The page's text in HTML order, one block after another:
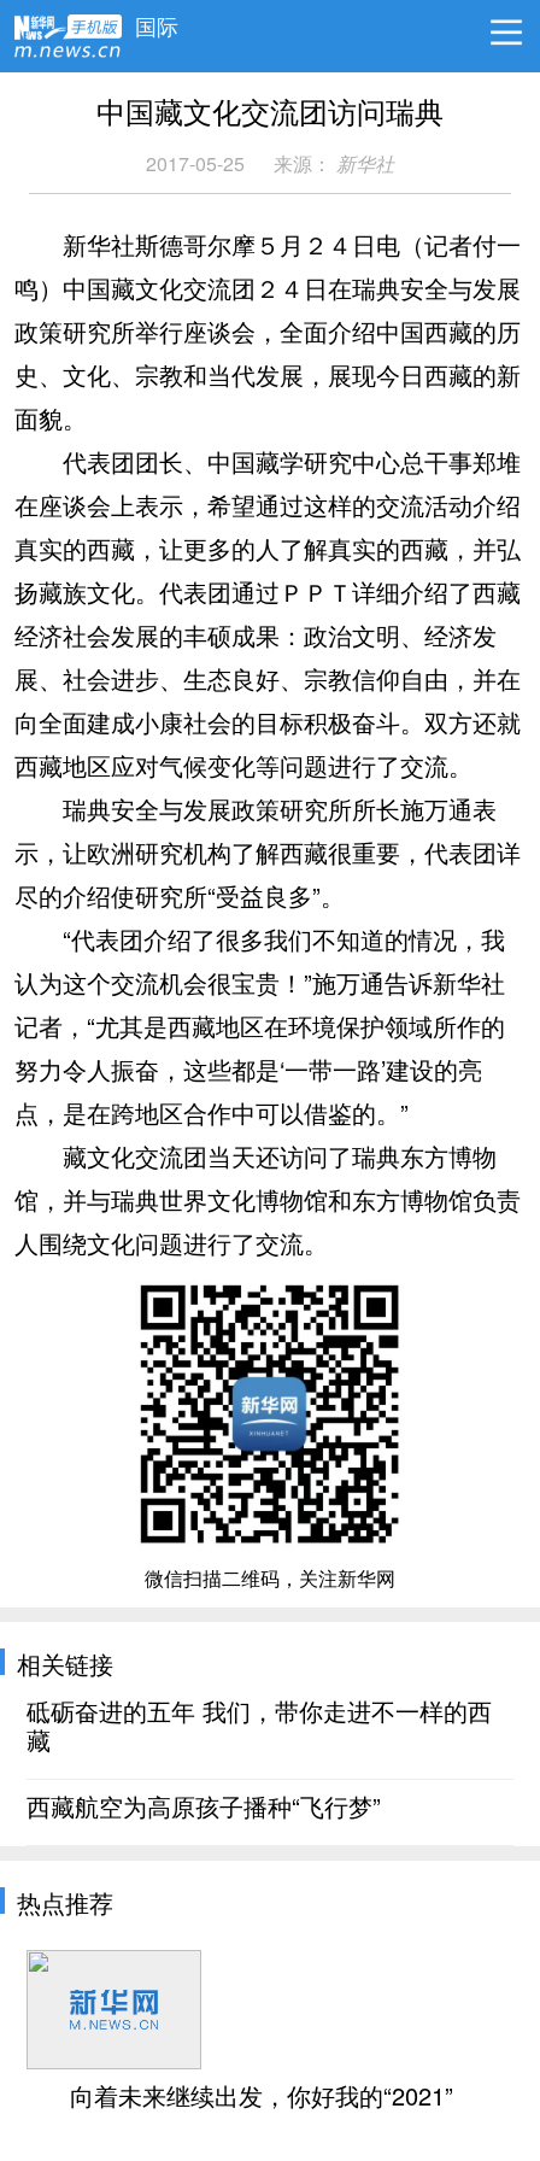
国际
中国藏文化交流团访问瑞典
2017-05-25 来源： 新华社
新华社斯德哥尔摩５月２４日电（记者付一
鸣）中国藏文化交流团２４日在瑞典安全与发展
政策研究所举行座谈会，全面介绍中国西藏的历
史、文化、宗教和当代发展，展现今日西藏的新
面貌。
代表团团长、中国藏学研究中心总干事郑堆
在座谈会上表示，希望通过这样的交流活动介绍
真实的西藏，让更多的人了解真实的西藏，并弘
扬藏族文化。代表团通过ＰＰＴ详细介绍了西藏
经济社会发展的丰硕成果：政治文明、经济发
展、社会进步、生态良好、宗教信仰自由，并在
向全面建成小康社会的目标积极奋斗。双方还就
西藏地区应对气候变化等问题进行了交流。
瑞典安全与发展政策研究所所长施万通表
示，让欧洲研究机构了解西藏很重要，代表团详
尽的介绍使研究所“受益良多”。
“代表团介绍了很多我们不知道的情况，我
认为这个交流机会很宝贵！”施万通告诉新华社
记者，“尤其是西藏地区在环境保护领域所作的
努力令人振奋，这些都是‘一带一路’建设的亮
点，是在跨地区合作中可以借鉴的。”
藏文化交流团当天还访问了瑞典东方博物
馆，并与瑞典世界文化博物馆和东方博物馆负责
人围绕文化问题进行了交流。
微信扫描二维码，关注新华网
相关链接
砥砺奋进的五年 我们，带你走进不一样的西
藏
西藏航空为高原孩子播种“飞行梦”
热点推荐
向着未来继续出发，你好我的“2021”